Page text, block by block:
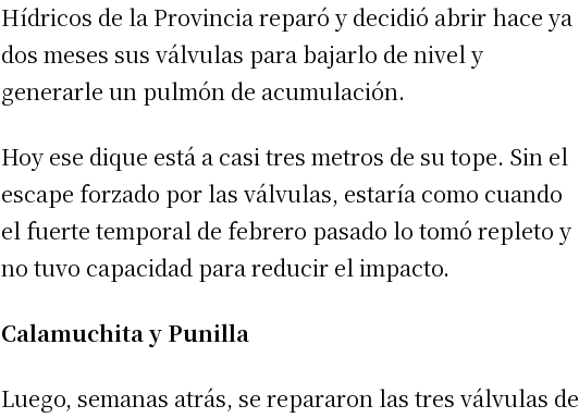
Hídricos de la Provincia reparó y decidió abrir hace ya
dos meses sus válvulas para bajarlo de nivel y
generarle un pulmón de acumulación.
Hoy ese dique está a casi tres metros de su tope. Sin el
escape forzado por las válvulas, estaría como cuando
el fuerte temporal de febrero pasado lo tomó repleto y
no tuvo capacidad para reducir el impacto.
Calamuchita y Punilla
Luego, semanas atrás, se re­pararon las tres válvulas de